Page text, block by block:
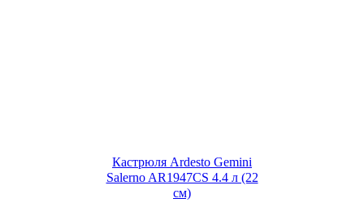
Кастрюля Ardesto Gemini
Salerno AR1947CS 4.4 л (22
см)